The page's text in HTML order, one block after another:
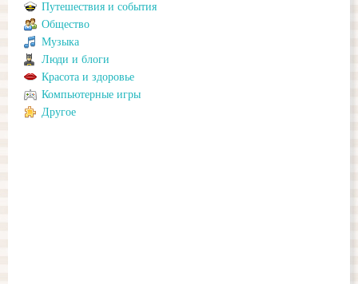
Путешествия и события
Общество
Музыка
Люди и блоги
Красота и здоровье
Компьютерные игры
Другое